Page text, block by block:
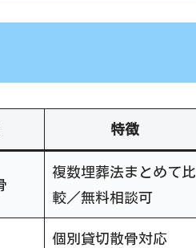
特徴
複数埋葬法まとめて比
較／無料相談可
個別貸切散骨対応